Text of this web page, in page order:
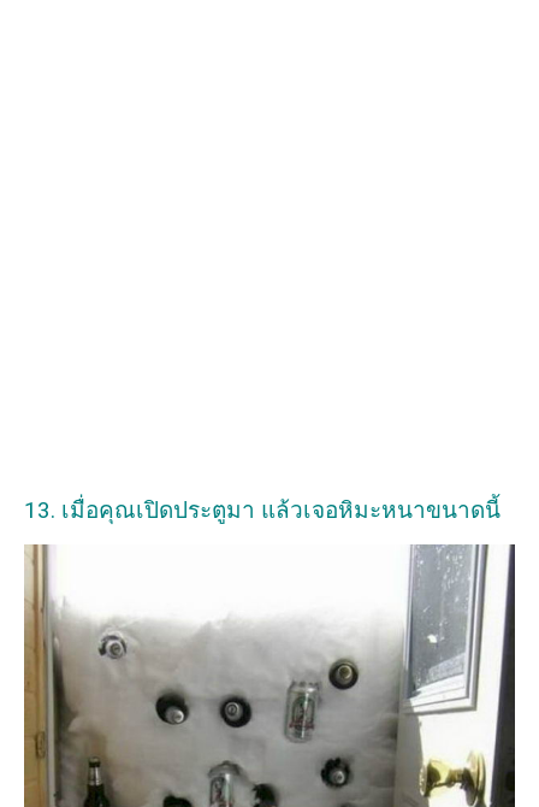
13. เมื่อคุณเปิดประตูมา แล้วเจอหิมะหนาขนาดนี้